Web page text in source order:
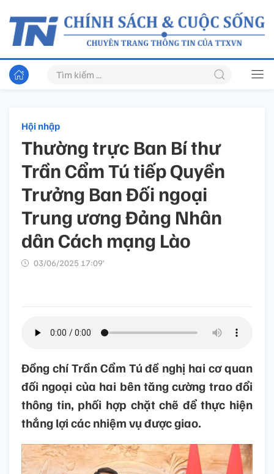
Hội nhập
Thường trực Ban Bí thư
Trần Cẩm Tú tiếp Quyền
Trưởng Ban Đối ngoại
Trung ương Đảng Nhân
dân Cách mạng Lào
03/06/2025 17:09’
Đồng chí Trần Cẩm Tú đề nghị hai cơ quan
đối ngoại của hai bên tăng cường trao đổi
thông tin, phối hợp chặt chẽ để thực hiện
thắng lợi các nhiệm vụ được giao.